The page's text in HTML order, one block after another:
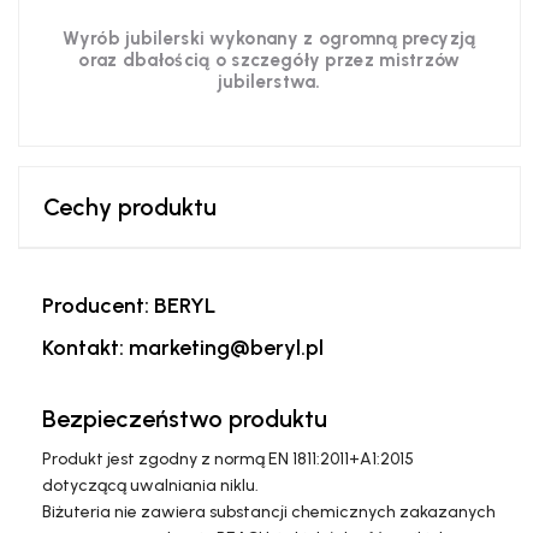
Wyrób jubilerski wykonany z ogromną precyzją
oraz dbałością o szczegóły przez mistrzów
jubilerstwa.
Cechy produktu
Producent: BERYL
Kontakt: marketing@beryl.pl
Bezpieczeństwo produktu
Produkt jest zgodny z normą EN 1811:2011+A1:2015
dotyczącą uwalniania niklu.
Biżuteria nie zawiera substancji chemicznych zakazanych